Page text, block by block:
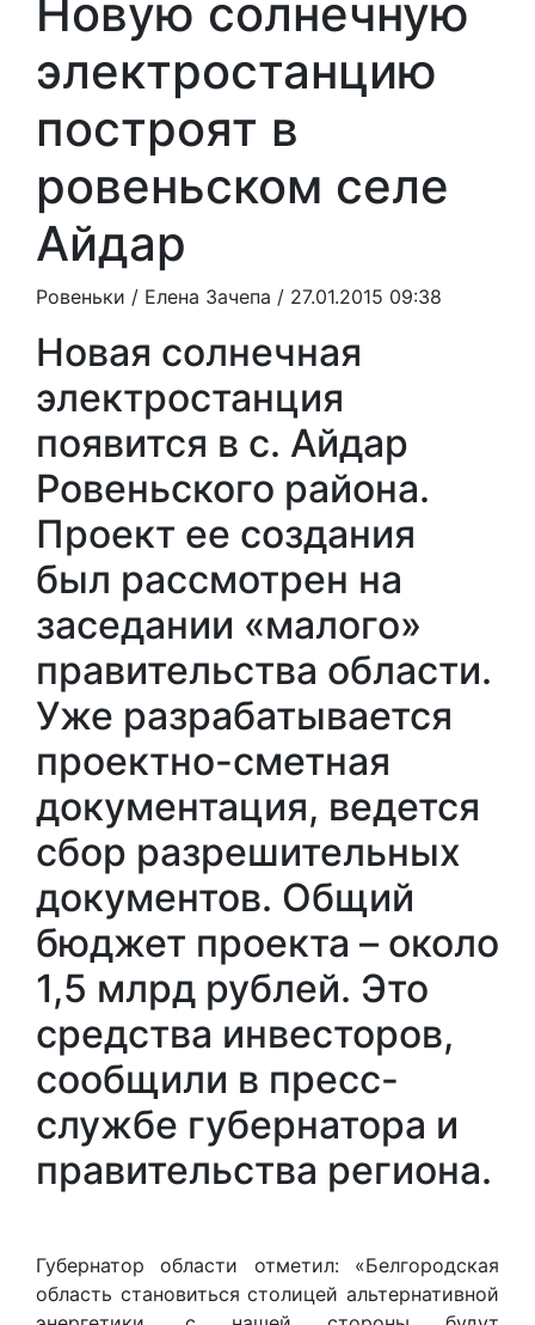
Новую солнечную
электростанцию
построят в
ровеньском селе
Айдар
Ровеньки / Елена Зачепа / 27.01.2015 09:38
Новая солнечная
электростанция
появится в с. Айдар
Ровеньского района.
Проект ее создания
был рассмотрен на
заседании «малого»
правительства области.
Уже разрабатывается
проектно-сметная
документация, ведется
сбор разрешительных
документов. Общий
бюджет проекта – около
1,5 млрд рублей. Это
средства инвесторов,
сообщили в пресс-
службе губернатора и
правительства региона.
Губернатор области отметил: «Белгородская
область становиться столицей альтернативной